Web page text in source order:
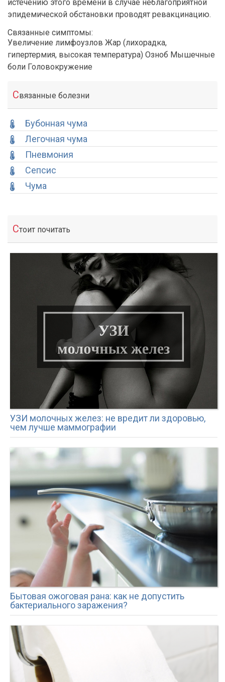
истечению этого времени в случае неблагоприятной
эпидемической обстановки проводят ревакцинацию.
Связанные симптомы:
Увеличение лимфоузлов Жар (лихорадка,
гипертермия, высокая температура) Озноб Мышечные
боли Головокружение
Связанные болезни
Бубонная чума
Легочная чума
Пневмония
Сепсис
Чума
Стоит почитать
УЗИ молочных желез: не вредит ли здоровью,
чем лучше маммографии
Бытовая ожоговая рана: как не допустить
бактериального заражения?